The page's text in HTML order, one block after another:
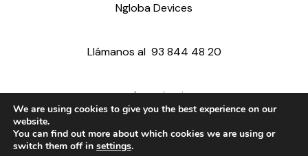
Ngloba Devices
Llámanos al 93 844 48 20
ventas@fenoplastica.com
export@fenoplastica.com
We are using cookies to give you the best experience on our
website.
You can find out more about which cookies we are using or
switch them off in settings.